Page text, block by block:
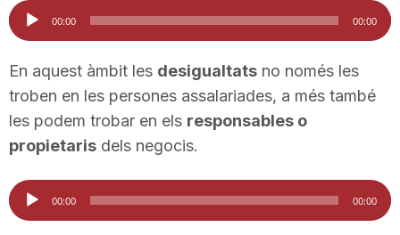
Reproductor
d'àudio
00:00 00:00
En aquest àmbit les desigualtats no només les
troben en les persones assalariades, a més també
les podem trobar en els responsables o
propietaris dels negocis.
Reproductor
d'àudio
00:00 00:00